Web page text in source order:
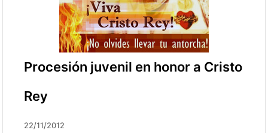
Procesión juvenil en honor a Cristo
Rey
22/11/2012